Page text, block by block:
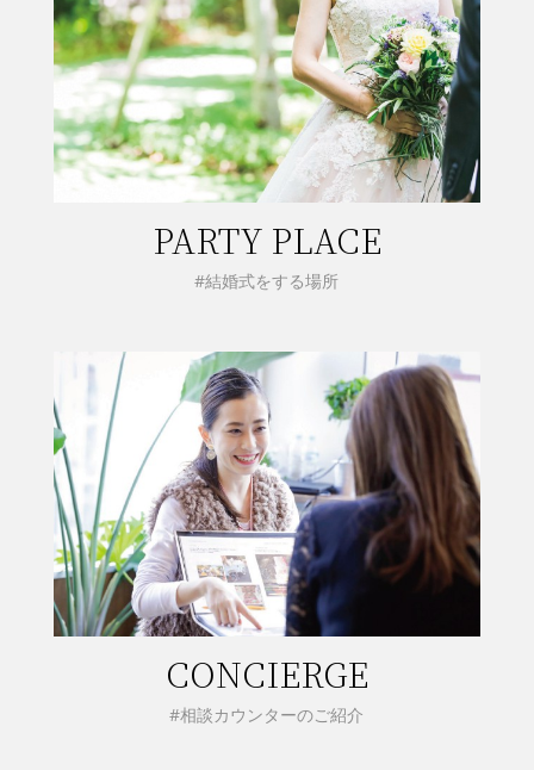
PARTY PLACE
#結婚式をする場所
CONCIERGE
#相談カウンターのご紹介